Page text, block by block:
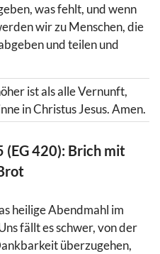
was fehlt, und wenn
wir zu Menschen, die
und teilen und
ist als alle Vernunft,
in Christus Jesus. Amen.
(EG 420): Brich mit
heilige Abendmahl im
fällt es schwer, von der
überzugehen,